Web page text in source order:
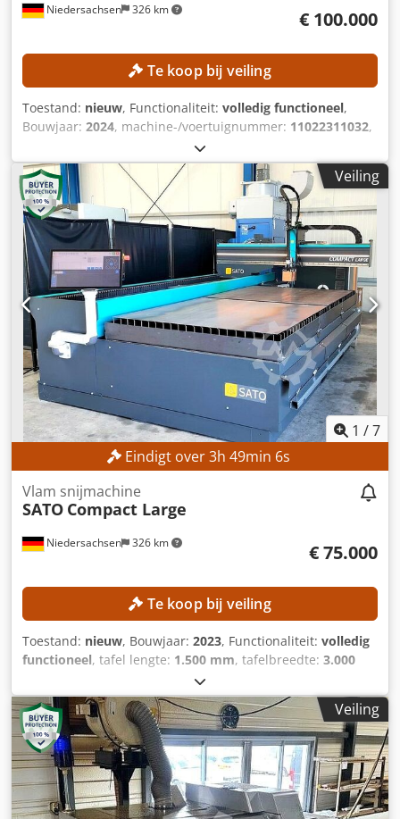
Niedersachsen 326 km € 100.000
Te koop bij veiling
Toestand: nieuw, Functionaliteit: volledig functioneel,
Bouwjaar: 2024, machine-/voertuignummer: 11022311032,
40 mm, plaatdikte aluminium
(max.):40 mm, tafel lengte:3.000 mm, tafelbreedte:1.500
mm, werkstukgewicht (max.): 1.500 kg, TECHNISCHE
GEGEVENS Taflengte: 3.000 mm Taflbreedte: 1.500 mm
Gewicht van het werkstuk: 1.500 kg Chodpfezlg Hfex Ah Sja
Dikte van het staal: 40 mm Dikte van het roestvrij staal: 40
mm Dikte van het aluminium: 40 mm Dikte van het
messing: 16 mm Aantal laskoppen: 1
Verplaatsingssnelheid: 200 m/min MACHINEGEGEVENS
Besturing: CNC Totale benodigde vermogen: 55 kW
Afzuigsysteem/filter JNSK06 Afzuigcapaciteit: 6.500 m³/h
Vermogensopname: 7,5 kW Aantal en type filtercartridges:
6 Filteroppervlak: 120 m² Efficiëntie: 99,99% Benodigde
ruimte: ca. 10.050 x 4.920 x 2.200 mm
Veiling
1 /7
Eindigt over3h 49min 3s
Niedersachsen 326 km
Vlam snijmachine
SATO Compact Large
€ 75.000
Te koop bij veiling
Toestand: nieuw, Bouwjaar: 2023, Functionaliteit: volledig
functioneel, tafel lengte: 1.500 mm, tafelbreedte: 3.000
, werkstukhoogte (max.):150 mm
CNC-besturing, TECHNISCHE SPECIFICATIES Maximale
werkstukdikte: 150 mm Plasmasnijbereik: 0,5 tot 60 mm
Aanbevolen snijbereik: 0,5 tot 40 mm Maximale
inboordiepte: 30 mm Tafelbreedte: 3.000 mm Tafellengte:
1.500 mm Lasbranders: 1 Snelheid: 20.000 mm/min
Hoogteverstelling: 400 mm MACHINE SPECIFICATIES
Besturing: CNC Filteroppervlak: 100 m² Ventilatorcapaciteit:
Veiling